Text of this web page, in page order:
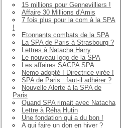
15 millions pour Gennevilliers !
Affaire 30 Millions d'Amis
7 fois plus pour la com à la SPA
!
Etonnants combats de la SPA
La SPA de Paris à Strasbourg ?
Lettres à Natacha Harry
Le nouveau logo de la SPA
Les affaires SACPA SPA
Nemo adopté ! Directrice virée !
SPA de Paris : faut-il adhérer ?
Nouvelle Alerte à la SPA de
Paris
Quand SPA rimait avec Natacha
Lettre à Réha Hutin
Une fondation qui a du bon !
A qui faire un don en hiver ?